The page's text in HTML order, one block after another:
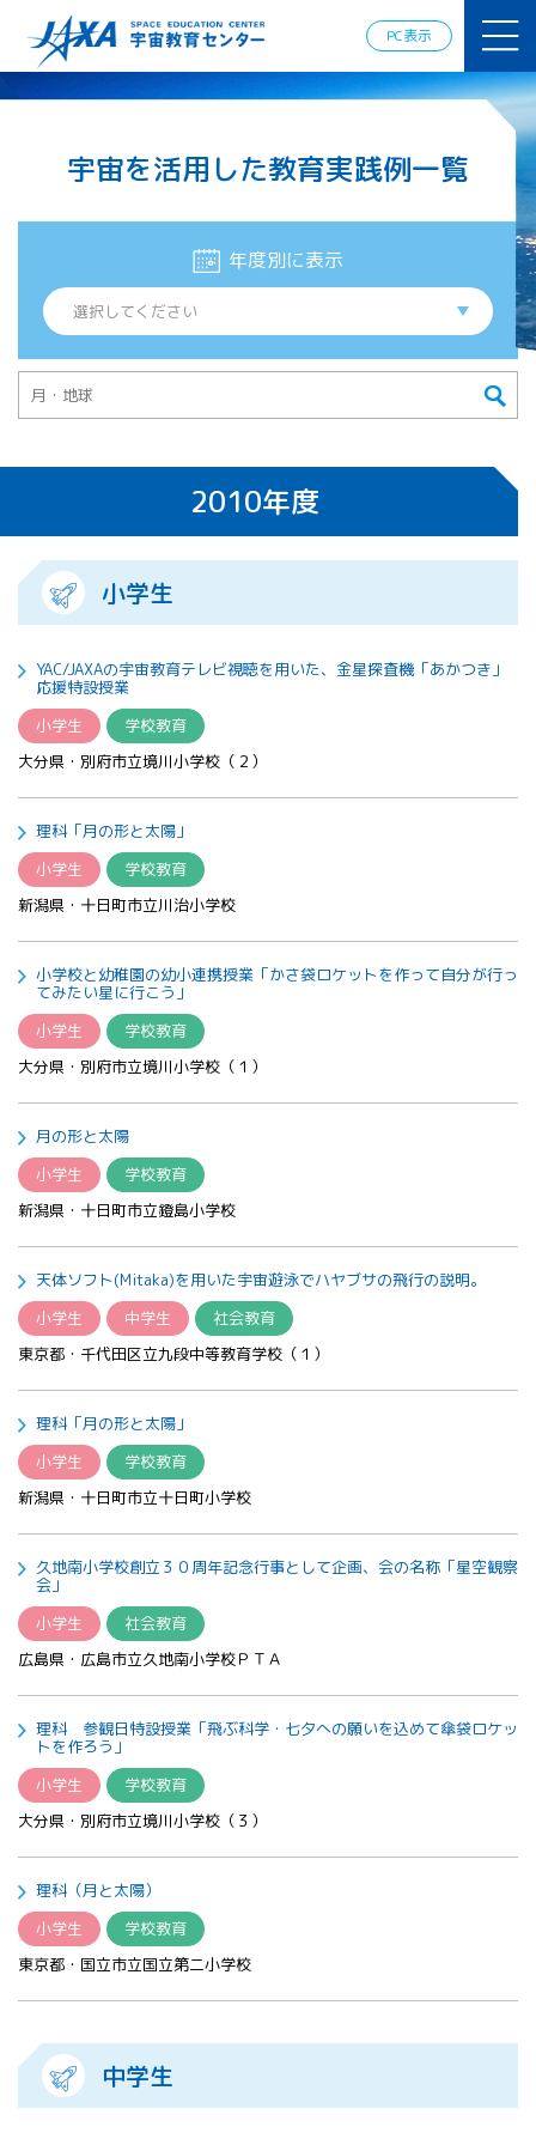
PC表示
ミー
ロスペース
情報の発
宇宙を活用
践例
体験的学
際）
APRSAF（ア
関会議）宇
All 分科会
会合
セミナー
ム
宇宙を活用した教育実践例一覧
年度別に表示
2010年度
小学生
YAC/JAXAの宇宙教育テレビ視聴を用いた、金星探査機「あかつき」
応援特設授業
小学生
学校教育
大分県・別府市立境川小学校（２）
理科「月の形と太陽」
小学生
学校教育
新潟県・十日町市立川治小学校
小学校と幼稚園の幼小連携授業「かさ袋ロケットを作って自分が行っ
てみたい星に行こう」
小学生
学校教育
大分県・別府市立境川小学校（１）
月の形と太陽
小学生
学校教育
新潟県・十日町市立鐙島小学校
天体ソフト(Mitaka)を用いた宇宙遊泳でハヤブサの飛行の説明。
小学生
中学生
社会教育
東京都・千代田区立九段中等教育学校（１）
理科「月の形と太陽」
小学生
学校教育
新潟県・十日町市立十日町小学校
久地南小学校創立３０周年記念行事として企画、会の名称「星空観察
会」
小学生
社会教育
広島県・広島市立久地南小学校ＰＴＡ
理科 参観日特設授業「飛ぶ科学・七夕への願いを込めて傘袋ロケッ
トを作ろう」
小学生
学校教育
大分県・別府市立境川小学校（３）
理科（月と太陽）
小学生
学校教育
東京都・国立市立国立第二小学校
中学生